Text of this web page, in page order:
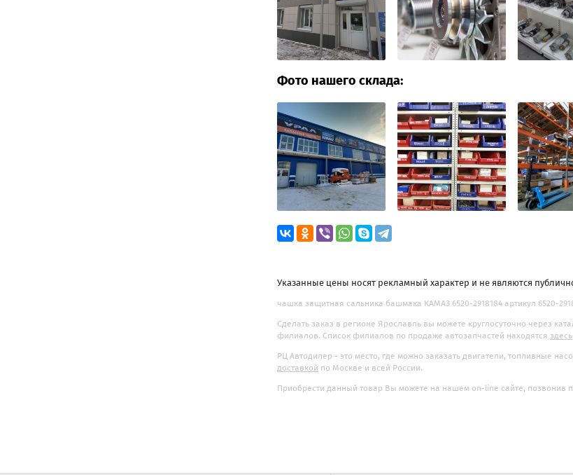
Фото нашего склада:
Указанные цены носят рекламный характер и не являются
чашка защитная сальника башмака КАМАЗ 6520-2918184 артикул 6520-
Сделать заказ в регионе Ярославль вы можете круглосуточно через
филиалов. Список филиалов по продаже автозапчастей находятся здесь
РЦ Автодилер - это место, где можно заказать двигатели, топливные
доставкой по Москве и всей России.
Приобрести данный товар Вы можете на нашем on-line сайте, позвонив